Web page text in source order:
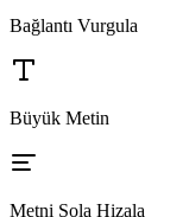
Bağlantı Vurgula
Büyük Metin
Metni Sola Hizala